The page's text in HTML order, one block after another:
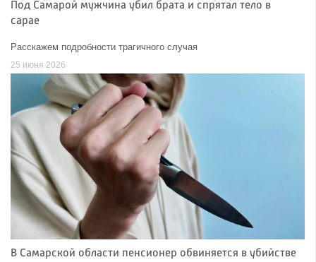
Под Самарой мужчина убил брата и спрятал тело в
сарае
Расскажем подробности трагичного случая
25 июня 2026
В Самарской области пенсионер обвиняется в убийстве